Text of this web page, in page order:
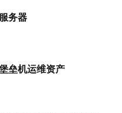
务器
垒机运维资产